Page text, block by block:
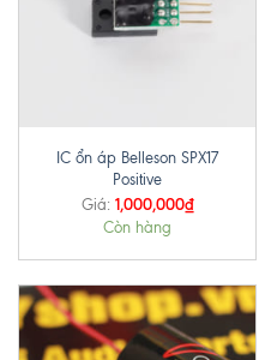
IC ổn áp Belleson SPX17
Positive
Giá: 1,000,000₫
Còn hàng